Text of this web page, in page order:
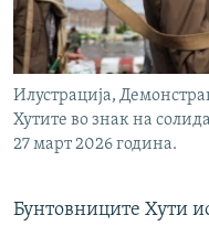
Илустрација,
Хутите во знак на
27 март 2026 година.
Бунтовниците Хути